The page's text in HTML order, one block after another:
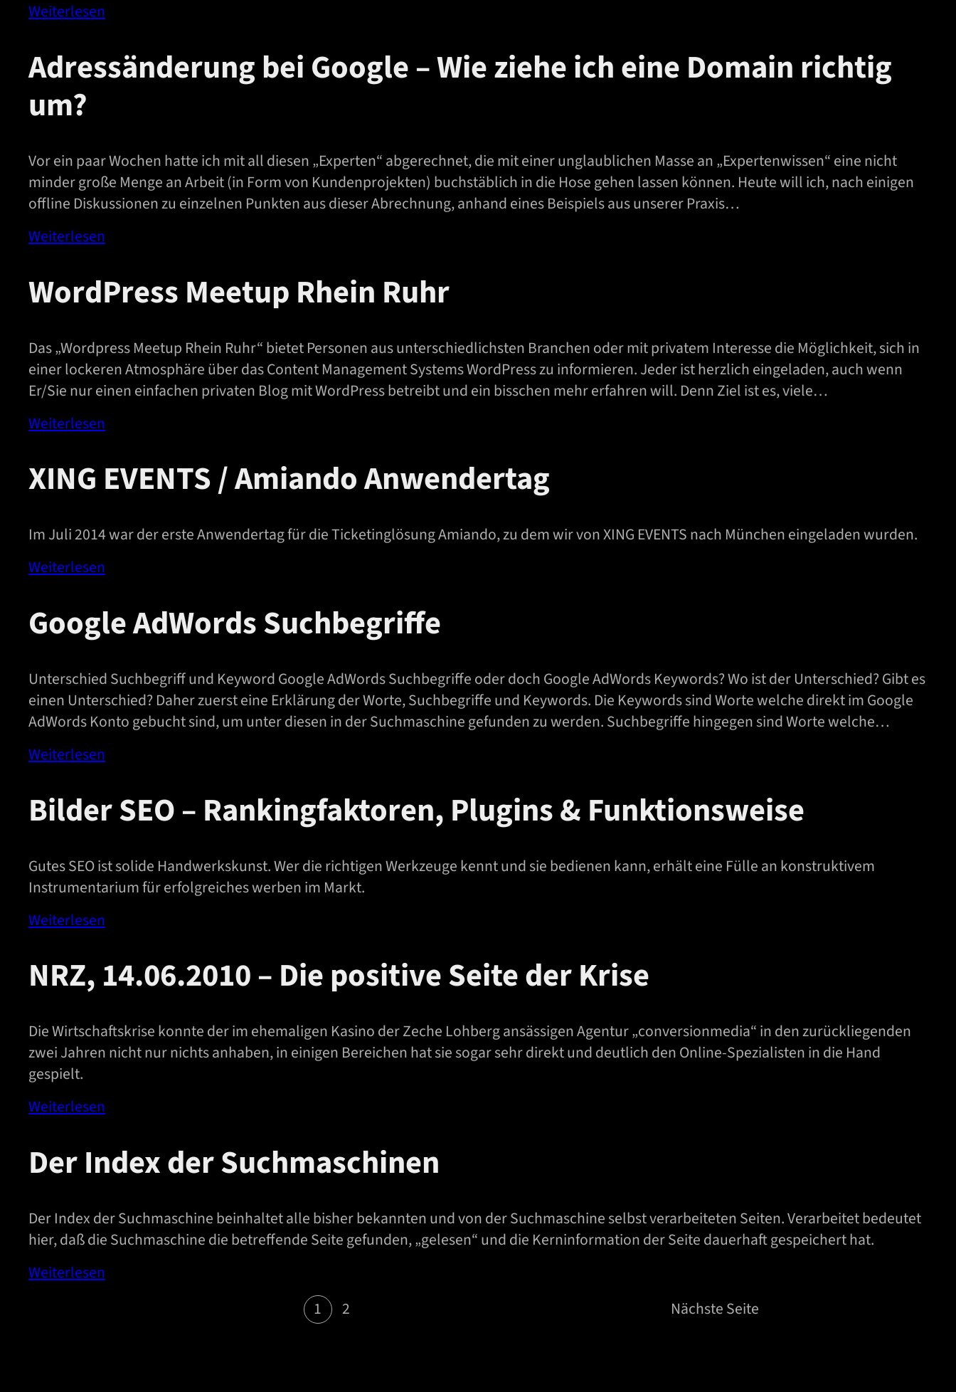
Weiterlesen
Adressänderung bei Google – Wie ziehe ich eine Domain richtig
um?
Vor ein paar Wochen hatte ich mit all diesen „Experten“ abgerechnet, die mit einer unglaublichen Masse an „Expertenwissen“ eine nicht
minder große Menge an Arbeit (in Form von Kundenprojekten) buchstäblich in die Hose gehen lassen können. Heute will ich, nach einigen
offline Diskussionen zu einzelnen Punkten aus dieser Abrechnung, anhand eines Beispiels aus unserer Praxis…
Weiterlesen
WordPress Meetup Rhein Ruhr
Das „Wordpress Meetup Rhein Ruhr“ bietet Personen aus unterschiedlichsten Branchen oder mit privatem Interesse die Möglichkeit, sich in
einer lockeren Atmosphäre über das Content Management Systems WordPress zu informieren. Jeder ist herzlich eingeladen, auch wenn
Er/Sie nur einen einfachen privaten Blog mit WordPress betreibt und ein bisschen mehr erfahren will. Denn Ziel ist es, viele…
Weiterlesen
XING EVENTS / Amiando Anwendertag
Im Juli 2014 war der erste Anwendertag für die Ticketinglösung Amiando, zu dem wir von XING EVENTS nach München eingeladen wurden.
Weiterlesen
Google AdWords Suchbegriffe
Unterschied Suchbegriff und Keyword Google AdWords Suchbegriffe oder doch Google AdWords Keywords? Wo ist der Unterschied? Gibt es
einen Unterschied? Daher zuerst eine Erklärung der Worte, Suchbegriffe und Keywords. Die Keywords sind Worte welche direkt im Google
AdWords Konto gebucht sind, um unter diesen in der Suchmaschine gefunden zu werden. Suchbegriffe hingegen sind Worte welche…
Weiterlesen
Bilder SEO – Rankingfaktoren, Plugins & Funktionsweise
Gutes SEO ist solide Handwerkskunst. Wer die richtigen Werkzeuge kennt und sie bedienen kann, erhält eine Fülle an konstruktivem
Instrumentarium für erfolgreiches werben im Markt.
Weiterlesen
NRZ, 14.06.2010 – Die positive Seite der Krise
Die Wirtschaftskrise konnte der im ehemaligen Kasino der Zeche Lohberg ansässigen Agentur „conversionmedia“ in den zurückliegenden
zwei Jahren nicht nur nichts anhaben, in einigen Bereichen hat sie sogar sehr direkt und deutlich den Online-Spezialisten in die Hand
gespielt.
Weiterlesen
Der Index der Suchmaschinen
Der Index der Suchmaschine beinhaltet alle bisher bekannten und von der Suchmaschine selbst verarbeiteten Seiten. Verarbeitet bedeutet
hier, daß die Suchmaschine die betreffende Seite gefunden, „gelesen“ und die Kerninformation der Seite dauerhaft gespeichert hat.
Weiterlesen
1
2 Nächste Seite